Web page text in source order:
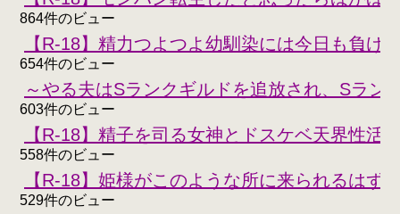
864件のビュー
【R-18】精力つよつよ幼馴染には今日も負け
654件のビュー
～やる夫はSランクギルドを追放され、Sラン
603件のビュー
【R-18】精子を司る女神とドスケベ天界性活
558件のビュー
【R-18】姫様がこのような所に来られるはず
529件のビュー